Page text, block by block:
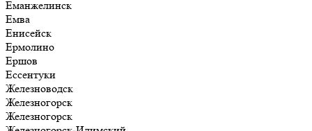
Еманжелинск
Емва
Енисейск
Ермолино
Ершов
Ессентуки
Железноводск
Железногорск
Железногорск